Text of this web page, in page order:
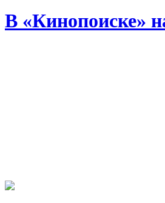
В «Кинопоиске»